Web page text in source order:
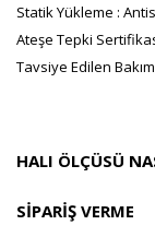
Statik Yükleme :
Ateşe Tepki
Tavsiye Edilen
HALI ÖLÇÜSÜ
SIPARIŞ VERME